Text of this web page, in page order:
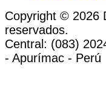
Copyright © 2026
reservados.
Central: (083)
- Apurímac - Perú